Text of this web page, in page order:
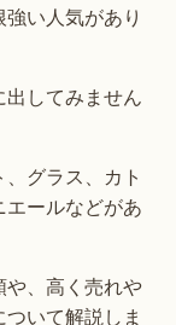
い人気があり
してみません
グラス、カト
ールなどがあ
、高く売れや
いて解説しま